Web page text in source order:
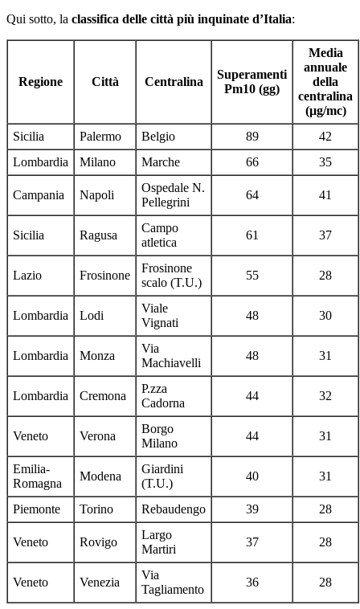
Qui sotto, la classifica delle città più inquinate d’Italia:
Regione Città Centralina
Superamenti
Pm10 (gg)
Media
annuale
della
centralina
(µg/mc)
Sicilia
Palermo Belgio 89
42
Lombardia
Milano Marche 66 35
Campania Napoli
Ospedale N.
Pellegrini
64 41
Sicilia Ragusa
Campo
atletica
61 37
Lazio Frosinone
Frosinone
scalo (T.U.)
55 28
Lombardia Lodi
Viale
Vignati
48 30
Lombardia Monza
Via
Machiavelli
48 31
Lombardia Cremona
P.zza
Cadorna
44 32
Veneto Verona
Borgo
Milano
44 31
Emilia-
Romagna
Modena
Giardini
(T.U.)
40 31
Piemonte Torino Rebaudengo 39 28
Veneto Rovigo
Largo
Martiri
37 28
Veneto Venezia
Via
Tagliamento
36 28